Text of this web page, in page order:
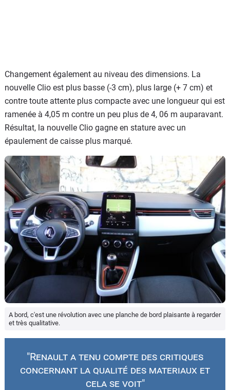
Changement également au niveau des dimensions. La
nouvelle Clio est plus basse (-3 cm), plus large (+ 7 cm) et
contre toute attente plus compacte avec une longueur qui est
ramenée à 4,05 m contre un peu plus de 4, 06 m auparavant.
Résultat, la nouvelle Clio gagne en stature avec un
épaulement de caisse plus marqué.
A bord, c'est une révolution avec une planche de bord plaisante à regarder
et très qualitative.
"Renault a tenu compte des critiques
concernant la qualité des materiaux et
cela se voit"